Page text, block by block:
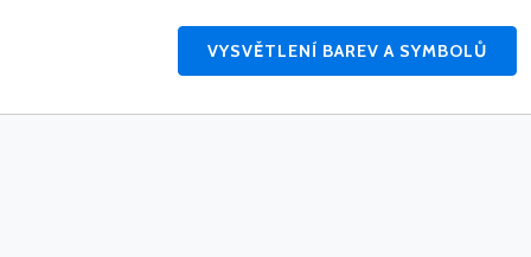
VYSVĚTLENÍ BAREV A SYMBOLŮ